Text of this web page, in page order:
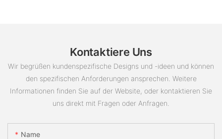
Kontaktiere Uns
Wir begrüßen kundenspezifische Designs und -ideen und können
den spezifischen Anforderungen ansprechen. Weitere
Informationen finden Sie auf der Website, oder kontaktieren Sie
uns direkt mit Fragen oder Anfragen.
Name